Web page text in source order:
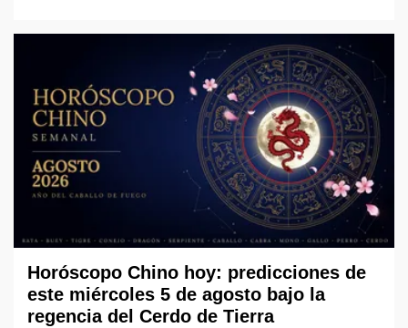
Horóscopo Chino hoy: predicciones de
este miércoles 5 de agosto bajo la
regencia del Cerdo de Tierra